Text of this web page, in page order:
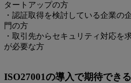
タートアップの方
・認証取得を検討している企業の
門の方
・取引先からセキュリティ対応を
が必要な方
ISO27001の導入で期待でき